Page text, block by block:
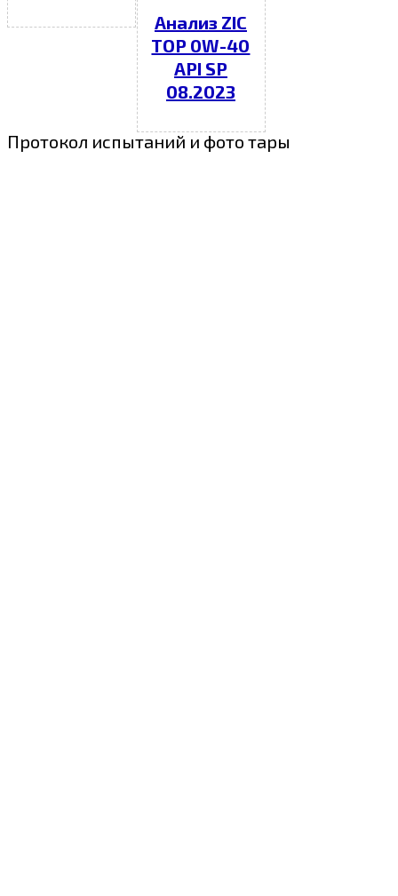
Анализ ZIC
TOP 0W-40
API SP
08.2023
Протокол испытаний и фото тары